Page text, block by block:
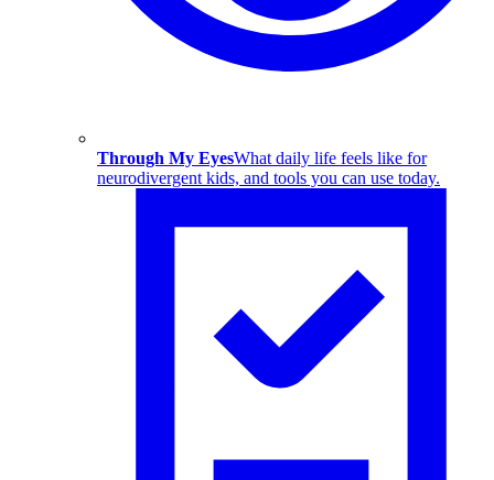
Through My EyesWhat daily life feels like for
neurodivergent kids, and tools you can use today.